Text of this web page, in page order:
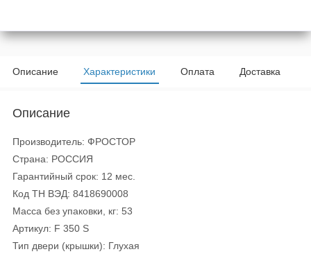
Описание Характеристики Оплата Доставка
Описание
Производитель: ФРОСТОР
Страна: РОССИЯ
Гарантийный срок: 12 мес.
Код ТН ВЭД: 8418690008
Масса без упаковки, кг: 53
Артикул: F 350 S
Тип двери (крышки): Глухая